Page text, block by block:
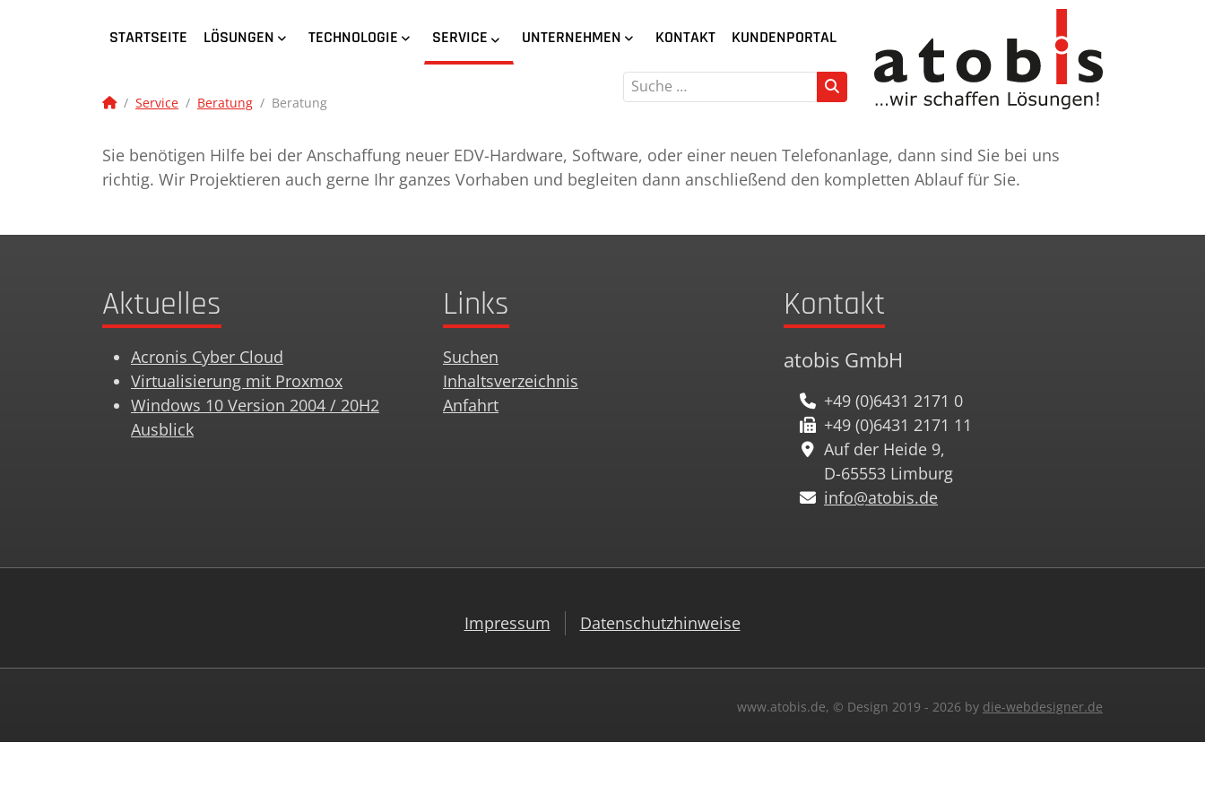
STARTSEITE LÖSUNGEN TECHNOLOGIE SERVICE UNTERNEHMEN KONTAKT KUNDENPORTAL
Service Beratung Beratung
Suchen
Sie benötigen Hilfe bei der Anschaffung neuer EDV-Hardware, Software, oder einer neuen Telefonanlage, dann sind Sie bei uns
richtig. Wir Projektieren auch gerne Ihr ganzes Vorhaben und begleiten dann anschließend den kompletten Ablauf für Sie.
Aktuelles
Acronis Cyber Cloud
Virtualisierung mit Proxmox
Windows 10 Version 2004 / 20H2
Ausblick
Links
Suchen
Inhaltsverzeichnis
Anfahrt
Kontakt
atobis GmbH
+49 (0)6431 2171 0
+49 (0)6431 2171 11
Auf der Heide 9,
D-65553 Limburg
info@atobis.de
Impressum Datenschutzhinweise
www.atobis.de, © Design 2019 - 2026 by die-webdesigner.de